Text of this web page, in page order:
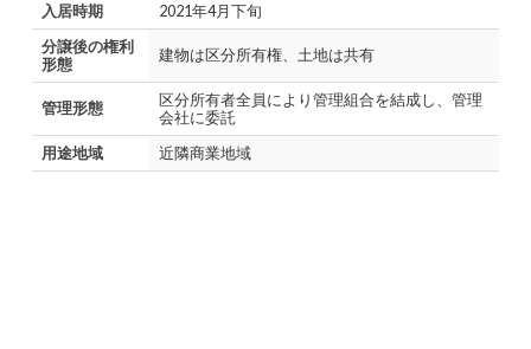
入居時期
2021年4月下旬
分譲後の権利
形態
建物は区分所有権、土地は共有
管理形態
区分所有者全員により管理組合を結成し、管理
会社に委託
用途地域
近隣商業地域